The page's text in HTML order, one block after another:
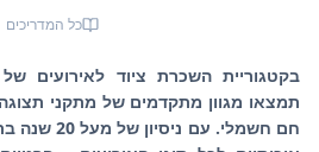
כל המדריכים
בקטגוריית השכרת ציוד לאירועים
תמצאו מגוון מתקדמים של מתקני
חם חשמלי.